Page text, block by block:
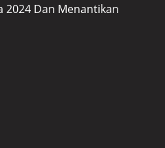
2024 Dan Menantikan